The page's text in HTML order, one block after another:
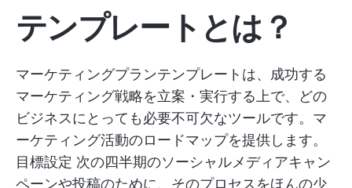
テンプレートとは？
マーケティングプランテンプレートは、成功する
マーケティング戦略を立案・実行する上で、どの
ビジネスにとっても必要不可欠なツールです。マ
ーケティング活動のロードマップを提供します。
目標設定 次の四半期のソーシャルメディアキャン
ペーンや投稿のために、そのプロセスをほんの少